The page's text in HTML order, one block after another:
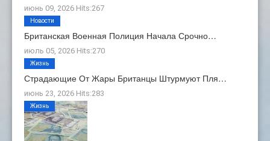
июнь 09, 2026 Hits:267
Британская Военная Полиция Начала Срочно…
июль 05, 2026 Hits:270
Новости
Страдающие От Жары Британцы Штурмуют Пля…
июнь 23, 2026 Hits:283
Жизнь
Жизнь